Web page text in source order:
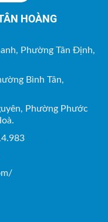
HOÀNG
Phường Tân Định,
Bình Tân,
Phường Phước